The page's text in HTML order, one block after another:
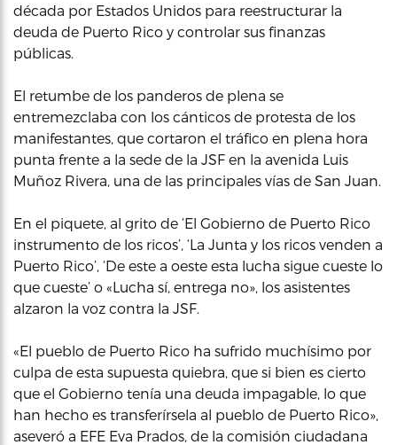
década por Estados Unidos para reestructurar la
deuda de Puerto Rico y controlar sus finanzas
públicas.
El retumbe de los panderos de plena se
entremezclaba con los cánticos de protesta de los
manifestantes, que cortaron el tráfico en plena hora
punta frente a la sede de la JSF en la avenida Luis
Muñoz Rivera, una de las principales vías de San Juan.
En el piquete, al grito de ‘El Gobierno de Puerto Rico
instrumento de los ricos’, ‘La Junta y los ricos venden a
Puerto Rico’, ‘De este a oeste esta lucha sigue cueste lo
que cueste’ o «Lucha sí, entrega no», los asistentes
alzaron la voz contra la JSF.
«El pueblo de Puerto Rico ha sufrido muchísimo por
culpa de esta supuesta quiebra, que si bien es cierto
que el Gobierno tenía una deuda impagable, lo que
han hecho es transferírsela al pueblo de Puerto Rico»,
aseveró a EFE Eva Prados, de la comisión ciudadana